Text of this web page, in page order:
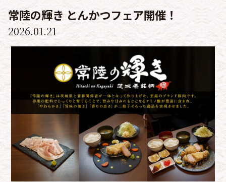
常陸の輝き とんかつフェア開催！
2026.01.21